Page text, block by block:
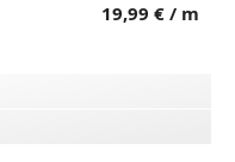
19,99 €/ m